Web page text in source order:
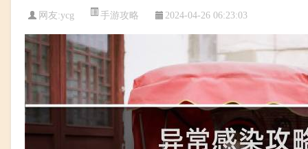
网友:ycg 手游攻略 2024-04-26 06:23:03